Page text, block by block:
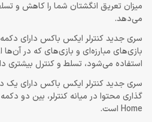
میزان تعریق انگشتان شما را کاهش و
می‌دهد.
بازی‌های مبارزه‌ای و بازی‌های که در
استفاده می‌شود، تسلط و کنترل بیشتری
سری جدید کنترلر ایکس باکس دارای یک
Home است.